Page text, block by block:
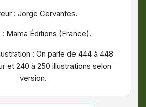
: Jorge Cervantes.
: Mama Éditions (France).
: On parle de 444 à 448
et 240 à 250 illustrations selon
version.